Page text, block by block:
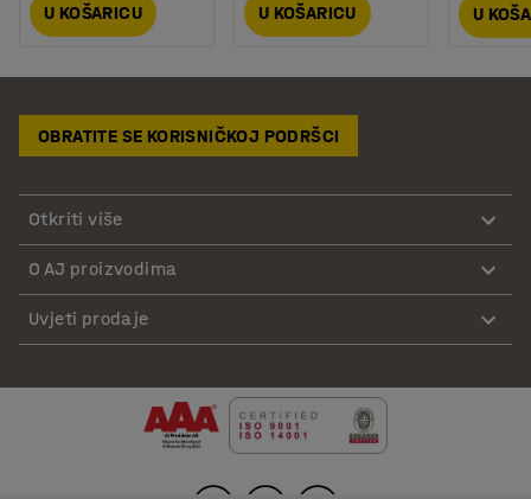
U KOŠARICU U KOŠARICU U
OBRATITE SE KORISNIČKOJ PODRŠCI
Otkriti više
O AJ proizvodima
Uvjeti prodaje